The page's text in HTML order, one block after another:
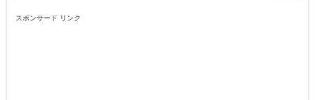
スポンサード リンク